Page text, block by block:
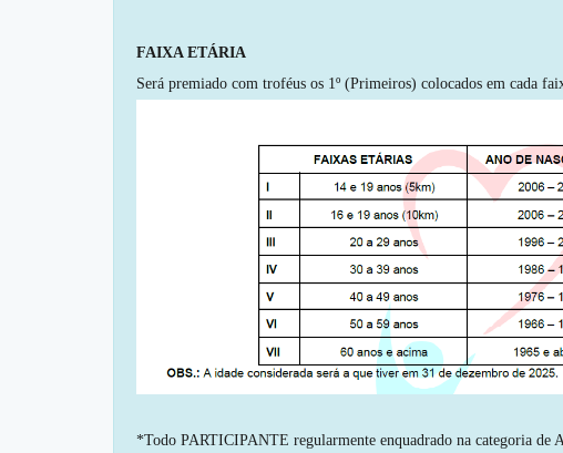
FAIXA ETÁRIA
Será premiado com troféus os 1º (Primeiros) colocados em cada
*Todo PARTICIPANTE regularmente enquadrado na categoria